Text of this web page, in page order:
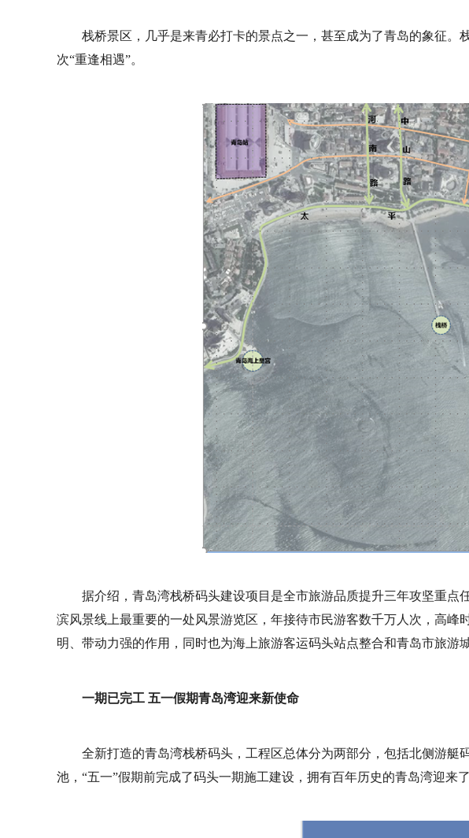
栈桥景区，几乎是来青必打卡的景点之一，甚至成为了青岛的象征
次“重逢相遇”。
据介绍，青岛湾栈桥码头建设项目是全市旅游品质提升三年攻坚重
滨风景线上最重要的一处风景游览区，年接待市民游客数千万人次，高
明、带动力强的作用，同时也为海上旅游客运码头站点整合和青岛市旅游
一期已完工 五一假期青岛湾迎来新使命
全新打造的青岛湾栈桥码头，工程区总体分为两部分，包括北侧游
池，“五一”假期前完成了码头一期施工建设，拥有百年历史的青岛湾迎来